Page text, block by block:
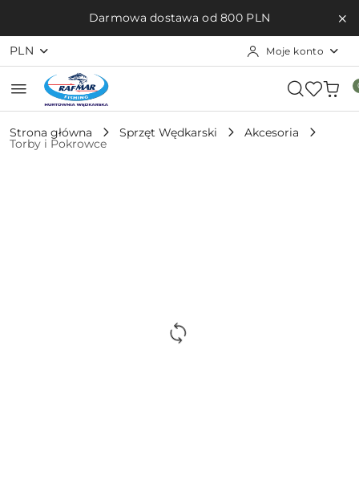
Przejdź do treści głównej
Przejdź do wyszukiwarki
Przejdź do moje konto
Przejdź do menu głównego
Przejdź do opisu produktu
Przejdź do stopkiDarmowa dostawa od 800 PLN
PLN Moje konto
Strona główna Sprzęt Wędkarski Akcesoria
Torby i Pokrowce